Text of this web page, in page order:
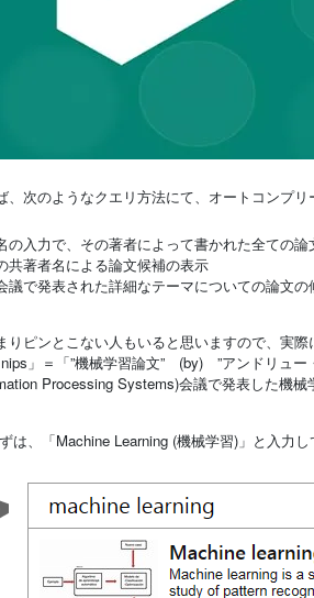
、次のようなクエリ方法にて、オートコンプリ
の入力で、その著者によって書かれた全ての論
共著者名による論文候補の表示
議で発表された詳細なテーマについての論文の
りピンとこない人もいると思いますので、実
」＝「”機械学習論文” (by) ”アンドリュー
Processing Systems)会議で発表した機械
は、「Machine Learning (機械学習)」と入力し